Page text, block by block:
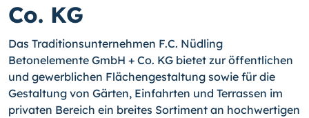
Co. KG
Das Traditionsunternehmen F.C. Nüdling
Betonelemente GmbH + Co. KG bietet zur öffentlichen
und gewerblichen Flächengestaltung sowie für die
Gestaltung von Gärten, Einfahrten und Terrassen im
privaten Bereich ein breites Sortiment an hochwertigen